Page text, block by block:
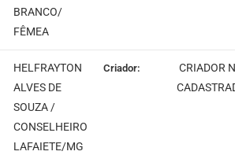
BRANCO/
FÊMEA
HELFRAYTON
ALVES DE
SOUZA /
CONSELHEIRO
LAFAIETE/MG
Criador:
CRIADOR